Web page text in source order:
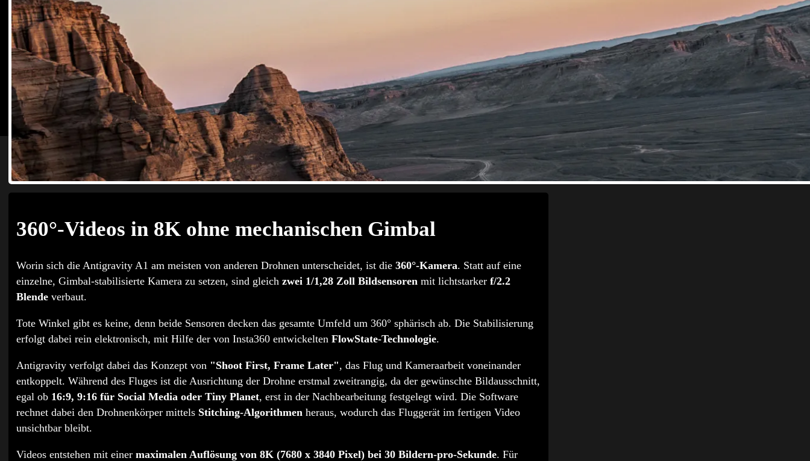
360°-Videos in 8K ohne mechanischen Gimbal
Worin sich die Antigravity A1 am meisten von anderen Drohnen unterscheidet, ist die 360°-Kamera. Statt auf eine
einzelne, Gimbal-stabilisierte Kamera zu setzen, sind gleich zwei 1/1,28 Zoll Bildsensoren mit lichtstarker f/2.2
Blende verbaut.
Tote Winkel gibt es keine, denn beide Sensoren decken das gesamte Umfeld um 360° sphärisch ab. Die Stabilisierung
erfolgt dabei rein elektronisch, mit Hilfe der von Insta360 entwickelten FlowState-Technologie.
Antigravity verfolgt dabei das Konzept von "Shoot First, Frame Later", das Flug und Kameraarbeit voneinander
entkoppelt. Während des Fluges ist die Ausrichtung der Drohne erstmal zweitrangig, da der gewünschte Bildausschnitt,
egal ob 16:9, 9:16 für Social Media oder Tiny Planet, erst in der Nachbearbeitung festgelegt wird. Die Software
rechnet dabei den Drohnenkörper mittels Stitching-Algorithmen heraus, wodurch das Fluggerät im fertigen Video
unsichtbar bleibt.
Videos entstehen mit einer maximalen Auflösung von 8K (7680 x 3840 Pixel) bei 30 Bildern-pro-Sekunde. Für